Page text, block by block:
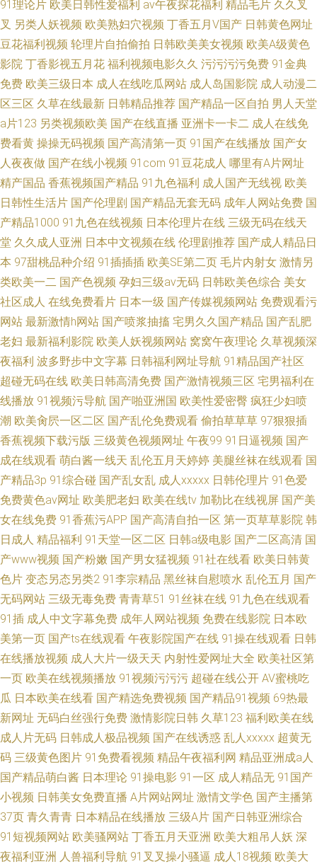
91理论片 欧美日韩性爱福利 av午夜探花福利 精品毛片 久久叉
叉 另类人妖视频 欧美熟妇穴视频 丁香五月V国产 日韩黄色网址
豆花福利视频 轮理片自拍偷拍 日韩欧美美女视频 欧美A级黄色
影院 丁香影视五月花 福利视频电影久久 污污污污免费 91金典
免费 欧美三级日本 成人在线吃瓜网站 成人岛国影院 成人动漫二
区三区 久草在线最新 日韩精品推荐 国产精品一区自拍 男人天堂
a片123 另类视频欧美 国产在线直播 亚洲卡一卡二 成人在线免
费看黄 操操无码视频 国产高清第一页 91国产在线播放 国产女
人夜夜做 国产在线小视频 91com 91豆花成人 哪里有A片网址
精产国品 香蕉视频国产精品 91九色福利 成人国产无线视 欧美
日韩性生活片 国产伦理剧 国产精品无套无码 成年人网站免费 国
产精品1000 91九色在线视频 日本伦理片在线 三级无码在线天
堂 久久成人亚洲 日本中文视频在线 伦理剧推荐 国产成人精品日
本 97甜桃品种介绍 91插插插 欧美SE第二页 毛片内射女 激情另
类欧美一二 国产色视频 孕妇三级av无码 日韩欧美色综合 美女
社区成人 在线免费看片 日本一级 国产传媒视频网站 免费观看污
网站 最新激情h网站 国产喷浆抽搐 宅男久久国产精品 国产乱肥
老妇 最新福利影院 欧美人妖视频网站 窝窝午夜理论 久草视频深
夜福利 波多野步中文字幕 日韩福利网址导航 91精品国产社区
超碰无码在线 欧美日韩高清免费 国产激情视频三区 宅男福利在
线播放 91视频污导航 国产啪亚洲国 欧美性爱密臀 疯狂少妇喷
潮 欧美肏屄一区二区 国产乱伦免费观看 偷拍草草草 97狠狠插
香蕉视频下载污版 三级黄色视频网址 午夜99 91日逼视频 国产
成在线观看 萌白酱一线天 乱伦五月天婷婷 美腿丝袜在线观看 国
产精品3p 91综合碰 国产乱女乱 成人xxxxx 日韩伦理片 91色爱
免费黄色av网址 欧美肥老妇 欧美在线tv 加勒比在线视屏 国产美
女在线免费 91香蕉污APP 国产高清自拍一区 第一页草草影院 韩
日成人 精品福利 91天堂一区二区 日韩a级电影 国产二区高清 国
产www视频 国产粉嫩 国产男女猛视频 91社在线看 欧美日韩黄
色片 变态另态另类2 91李宗精品 黑丝袜自慰喷水 乱伦五月 国产
无码网站 三级无毒免费 青青草51 91丝袜在线 91九色在线观看
91插 成人中文字幕免费 成年人网站视频 免费在线影院 日本欧
美第一页 国产ts在线观看 午夜影院国产在线 91操在线观看 日韩
在线播放视频 成人大片一级天天 内射性爱网址大全 欧美社区第
一页 欧美在线视频播放 91视频污污污 超碰在线公开 AV蜜桃吃
瓜 日本欧美在线看 国产精选免费视频 国产精品91视频 69热最
新网址 无码白丝强行免费 激情影院日韩 久草123 福利欧美在线
成人片无码 日韩成人极品视频 国产在线诱惑 乱人xxxxx 超黄无
码 三级黄色图片 91免费看视频 精品午夜福利网 精品亚洲成a人
国产精品萌白酱 日本理论 91操电影 91一区 成人精品无 91国产
小视频 日韩美女免费直播 A片网站网址 激情文学色 国产主播第
37页 青久青青 日本精品在线播放 三级A片 国产日韩亚洲综合
91短视频网站 欧美骚网站 丁香五月天亚洲 欧美大粗吊人妖 深
夜福利亚洲 人兽福利导航 91叉叉操小骚逼 成人18视频 欧美大